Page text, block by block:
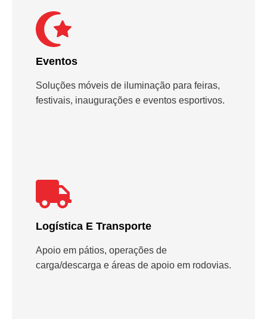
Eventos
Soluções móveis de iluminação para feiras,
festivais, inaugurações e eventos esportivos.
Logística E Transporte
Apoio em pátios, operações de
carga/descarga e áreas de apoio em rodovias.